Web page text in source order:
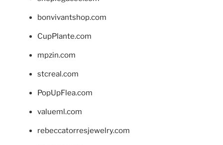
bonvivantshop.com
CupPlante.com
mpzin.com
stcreal.com
PopUpFlea.com
valueml.com
rebeccatorresjewelry.com